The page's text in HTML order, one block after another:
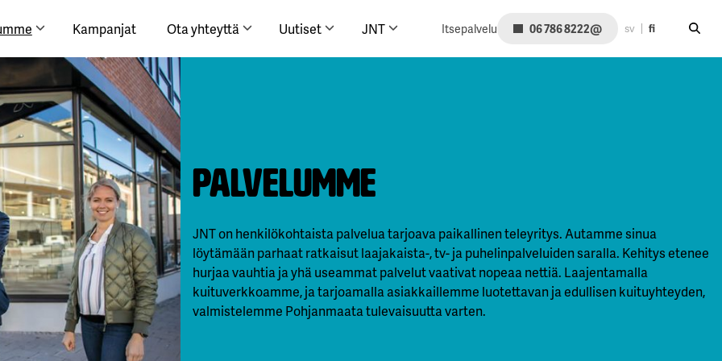
Kampanjat Ota yhteyttä Uutiset JNT Itsepalvelu 06 786 8222@ sv fi
Hae
Palvelumme
JNT on henkilökohtaista palvelua tarjoava paikallinen teleyritys. Autamme sinua
löytämään parhaat ratkaisut laajakaista-, tv- ja puhelinpalveluiden saralla. Kehitys etenee
hurjaa vauhtia ja yhä useammat palvelut vaativat nopeaa nettiä. Laajentamalla
kuituverkkoamme, ja tarjoamalla asiakkaillemme luotettavan ja edullisen kuituyhteyden,
valmistelemme Pohjanmaata tulevaisuutta varten.